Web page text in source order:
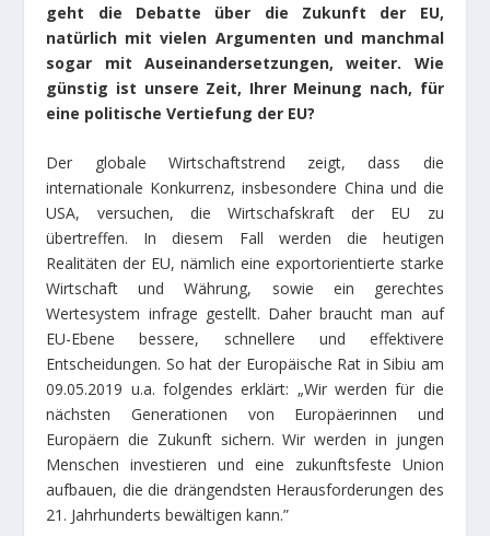
geht die Debatte über die Zukunft der EU,
natürlich mit vielen Argumenten und manchmal
sogar mit Auseinandersetzungen, weiter. Wie
günstig ist unsere Zeit, Ihrer Meinung nach, für
eine politische Vertiefung der EU?
Der globale Wirtschaftstrend zeigt, dass die
internationale Konkurrenz, insbesondere China und die
USA, versuchen, die Wirtschafskraft der EU zu
übertreffen. In diesem Fall werden die heutigen
Realitäten der EU, nämlich eine exportorientierte starke
Wirtschaft und Währung, sowie ein gerechtes
Wertesystem infrage gestellt. Daher braucht man auf
EU-Ebene bessere, schnellere und effektivere
Entscheidungen. So hat der Europäische Rat in Sibiu am
09.05.2019 u.a. folgendes erklärt: „Wir werden für die
nächsten Generationen von Europäerinnen und
Europäern die Zukunft sichern. Wir werden in jungen
Menschen investieren und eine zukunftsfeste Union
aufbauen, die die drängendsten Herausforderungen des
21. Jahrhunderts bewältigen kann.”